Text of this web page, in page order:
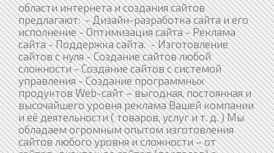
области интернета и создания сайтов
предлагают: - Дизайн-разработка сайта и его
исполнение - Оптимизация сайта - Реклама
сайта - Поддержка сайта. - Изготовление
сайтов с нуля - Создание сайтов любой
сложности - Создание сайтов с системой
управления - Создание программных
продуктов Web-сайт – выгодная, постоянная и
высочайшего уровня реклама Вашей компании
и её деятельности ( товаров, услуг и т. д. ) Мы
обладаем огромным опытом изготовления
сайтов любого уровня и сложности – от